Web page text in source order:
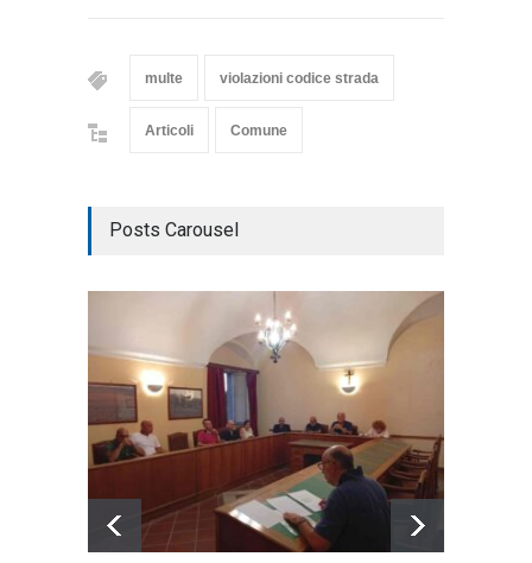
multe violazioni codice strada
Articoli Comune
Posts Carousel